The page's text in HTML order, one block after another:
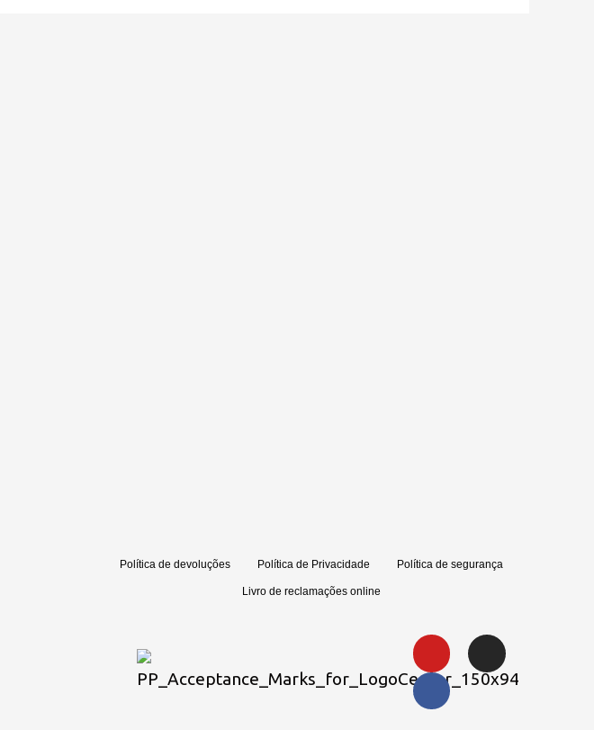
Política de devoluções Política de Privacidade Política de segurança
Livro de reclamações online